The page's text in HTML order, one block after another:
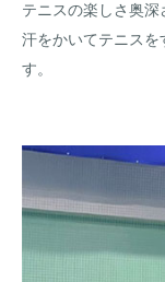
テニスの楽しさ奥
汗をかいてテニスを
す。